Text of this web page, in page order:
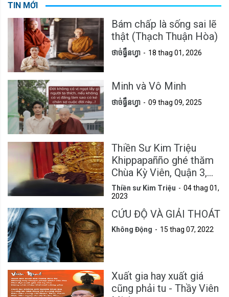
TIN MỚI
Bám chấp là sống sai lẽ
thật (Thạch Thuận Hòa)
ថាច់ធ្វឹនហ្វា 18 thag 01, 2026
Minh và Vô Minh
ថាច់ធ្វឹនហ្វា 09 thag 09, 2025
Thiền Sư Kim Triệu
Khippapañño ghé thăm
Chùa Kỳ Viên, Quận 3,
Tp.HCM
Thiền sư Kim Triệu
04 thag 01,
2023
CỨU ĐỘ VÀ GIẢI THOÁT
Không Động 15 thag 07, 2022
Xuất gia hay xuất giá
cũng phải tu - Thầy Viên